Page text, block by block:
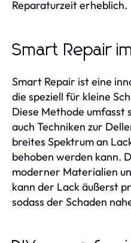
Reparaturzeit erheblich.
Smart Repair
Smart Repair ist eine
die speziell für kleine
Diese Methode umfasst
auch Techniken zur
breites Spektrum an
behoben werden kann.
moderner Materialien
kann der Lack äußerst
sodass der Schaden